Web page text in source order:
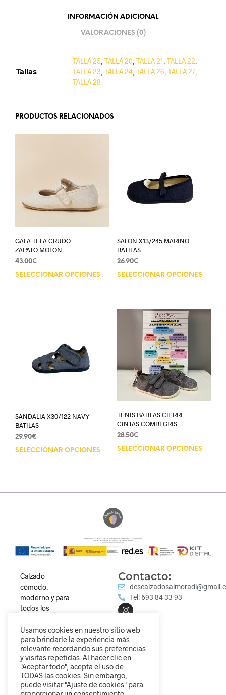
INFORMACIÓN ADICIONAL
VALORACIONES (0)
Tallas
TALLA 25 TALLA 20 TALLA 21 TALLA 22
TALLA 23 TALLA 24 TALLA 26 TALLA 27
TALLA 28
PRODUCTOS RELACIONADOS
GALA TELA CRUDO
ZAPATO MOLON
43.00€
SELECCIONAR OPCIONES
SALON X13/245 MARINO
BATILAS
26.90€
SELECCIONAR OPCIONES
SANDALIA X30/122 NAVY
BATILAS
29.90€
SELECCIONAR OPCIONES
TENIS BATILAS CIERRE
CINTAS COMBI GRIS
28.50€
SELECCIONAR OPCIONES
Calzado
cómodo,
moderno y para
todos los
Descubre
nuestra
colección y
camina
diferente.
Contacto:
Tel: 693 84 33 93
Usamos cookies en nuestro sitio web
para brindarle la experiencia más
relevante recordando sus preferencias
y visitas repetidas. Al hacer clic en
"Aceptar todo", acepta el uso de
TODAS las cookies. Sin embargo,
puede visitar "Ajuste de cookies" para